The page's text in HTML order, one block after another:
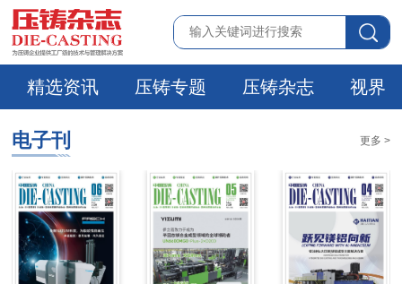
精选资讯 压铸专题 压铸杂志 视界
电子刊 更多 >